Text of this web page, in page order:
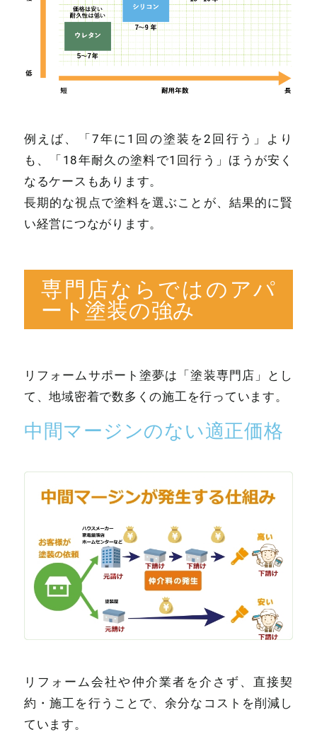
例えば、「7年に1回の塗装を2回行う」より
も、「18年耐久の塗料で1回行う」ほうが安く
なるケースもあります。
長期的な視点で塗料を選ぶことが、結果的に賢
い経営につながります。
専門店ならではのアパ
ート塗装の強み
リフォームサポート塗夢は「塗装専門店」とし
て、地域密着で数多くの施工を行っています。
中間マージンのない適正価格
リフォーム会社や仲介業者を介さず、直接契
約・施工を行うことで、余分なコストを削減し
ています。